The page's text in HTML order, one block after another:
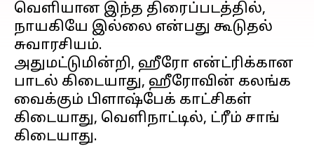
வெளியான இந்த திரைப்படத்தில்,
நாயகியே இல்லை என்பது கூடுதல்
சுவாரசியம்.
அதுமட்டுமின்றி, ஹீரோ என்ட்ரிக்கான
பாடல் கிடையாது, ஹீரோவின் கலங்க
வைக்கும் பிளாஷ்பேக் காட்சிகள்
கிடையாது, வெளிநாட்டில், ட்ரீம் சாங்
கிடையாது.